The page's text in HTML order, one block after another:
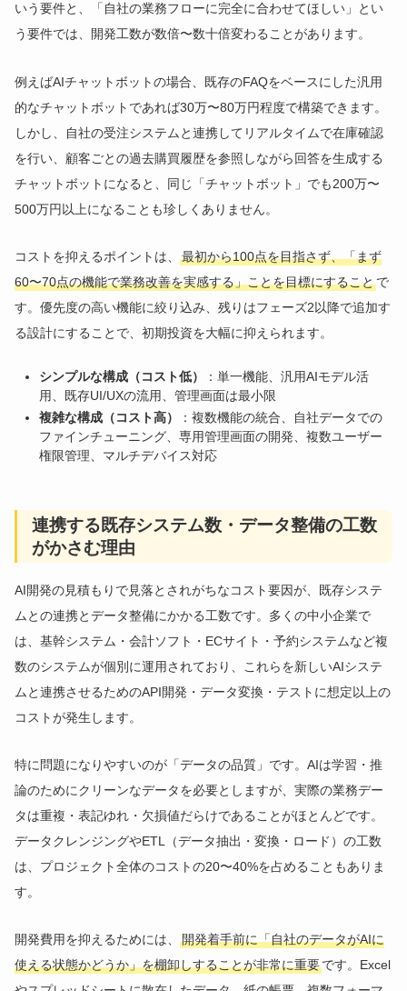
いう要件と、「自社の業務フローに完全に合わせてほしい」とい
う要件では、開発工数が数倍〜数十倍変わることがあります。
例えばAIチャットボットの場合、既存のFAQをベースにした汎用
的なチャットボットであれば30万〜80万円程度で構築できます。
しかし、自社の受注システムと連携してリアルタイムで在庫確認
を行い、顧客ごとの過去購買履歴を参照しながら回答を生成する
チャットボットになると、同じ「チャットボット」でも200万〜
500万円以上になることも珍しくありません。
コストを抑えるポイントは、最初から100点を目指さず、「まず
60〜70点の機能で業務改善を実感する」ことを目標にすることで
す。優先度の高い機能に絞り込み、残りはフェーズ2以降で追加す
る設計にすることで、初期投資を大幅に抑えられます。
シンプルな構成（コスト低）
：単一機能、汎用AIモデル活
用、既存UI/UXの流用、管理画面は最小限
複雑な構成（コスト高）
：複数機能の統合、自社データでの
ファインチューニング、専用管理画面の開発、複数ユーザー
権限管理、マルチデバイス対応
連携する既存システム数・データ整備の工数
がかさむ理由
AI開発の見積もりで見落とされがちなコスト要因が、既存システ
ムとの連携とデータ整備にかかる工数です。多くの中小企業で
は、基幹システム・会計ソフト・ECサイト・予約システムなど複
数のシステムが個別に運用されており、これらを新しいAIシステ
ムと連携させるためのAPI開発・データ変換・テストに想定以上の
コストが発生します。
特に問題になりやすいのが「データの品質」です。AIは学習・推
論のためにクリーンなデータを必要としますが、実際の業務デー
タは重複・表記ゆれ・欠損値だらけであることがほとんどです。
データクレンジングやETL（データ抽出・変換・ロード）の工数
は、プロジェクト全体のコストの20〜40%を占めることもありま
す。
開発費用を抑えるためには、開発着手前に「自社のデータがAIに
使える状態かどうか」を棚卸しすることが非常に重要です。Excel